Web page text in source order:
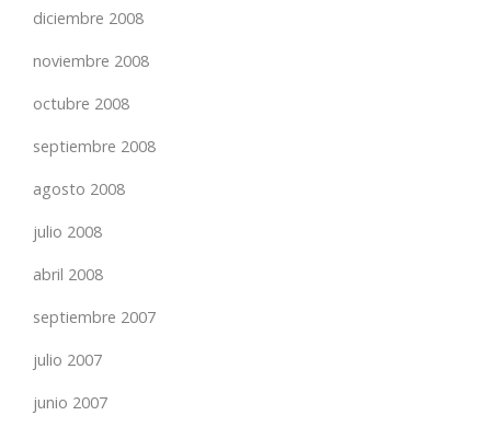
diciembre 2008
noviembre 2008
octubre 2008
septiembre 2008
agosto 2008
julio 2008
abril 2008
septiembre 2007
julio 2007
junio 2007